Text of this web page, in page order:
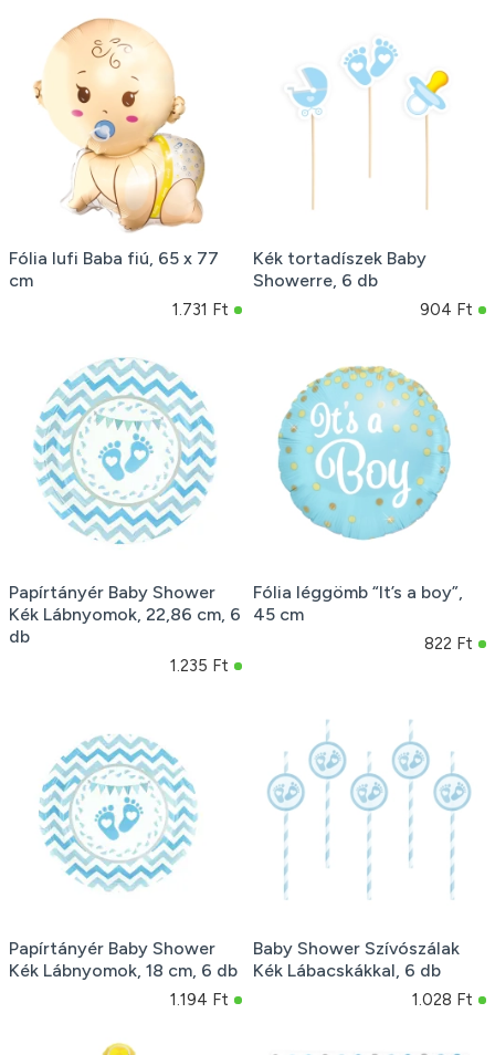
Fólia lufi Baba fiú, 65 x 77
cm
1.731 Ft
Kék tortadíszek Baby
Showerre, 6 db
904 Ft
Papírtányér Baby Shower
Kék Lábnyomok, 22,86 cm, 6
db
1.235 Ft
Fólia léggömb “It’s a boy”,
45 cm
822 Ft
Papírtányér Baby Shower
Kék Lábnyomok, 18 cm, 6 db
1.194 Ft
Baby Shower Szívószálak
Kék Lábacskákkal, 6 db
1.028 Ft